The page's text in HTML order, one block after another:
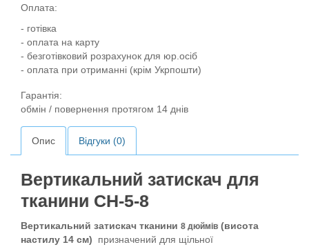
Оплата:
- готівка
- оплата на карту
- безготівковий розрахунок для юр.осіб
- оплата при отриманні (крім Укрпошти)
Гарантія:
обмін / повернення протягом 14 днів
Опис Відгуки (0)
Вертикальний затискач для
тканини CH-5-8
Вертикальний затискач тканини 8 дюймів (висота
настилу 14 см)
призначений для щільної